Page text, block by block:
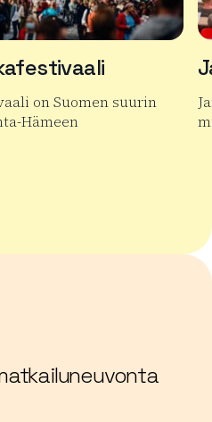
on Suomen suurin
Hämeen